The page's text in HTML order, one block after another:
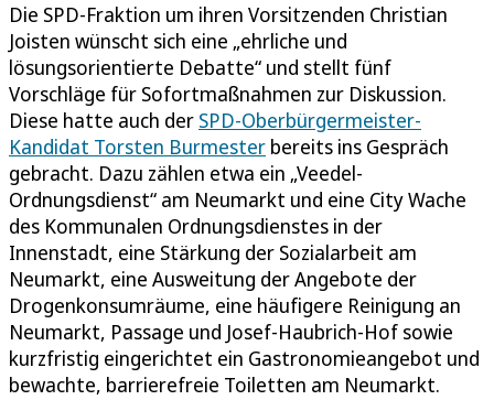
Die SPD-Fraktion um ihren Vorsitzenden Christian
Joisten wünscht sich eine „ehrliche und
lösungsorientierte Debatte“ und stellt fünf
Vorschläge für Sofortmaßnahmen zur Diskussion.
Diese hatte auch der SPD-Oberbürgermeister-
Kandidat Torsten Burmester bereits ins Gespräch
gebracht. Dazu zählen etwa ein „Veedel-
Ordnungsdienst“ am Neumarkt und eine City Wache
des Kommunalen Ordnungsdienstes in der
Innenstadt, eine Stärkung der Sozialarbeit am
Neumarkt, eine Ausweitung der Angebote der
Drogenkonsumräume, eine häufigere Reinigung an
Neumarkt, Passage und Josef-Haubrich-Hof sowie
kurzfristig eingerichtet ein Gastronomieangebot und
bewachte, barrierefreie Toiletten am Neumarkt.